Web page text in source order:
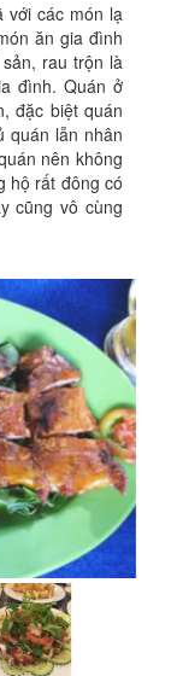
với các món lạ
ăn gia đình
rau trộn là
đình. Quán ở
đặc biệt quán
quán lẫn nhân
nên không
hộ rất đông có
cũng vô cùng